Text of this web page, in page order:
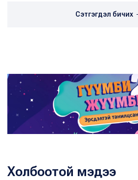
Сэтгэгдэл бичих
Холбоотой мэдээ